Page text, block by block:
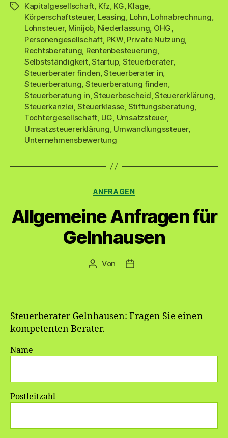
Schlagwörter
Kapitalgesellschaft Kfz KG Klage
Körperschaftsteuer, Leasing Lohn Lohnabrechnung
Lohnsteuer, Minijob Niederlassung OHG
Personengesellschaft, PKW, Private Nutzung
Rechtsberatung Rentenbesteuerung
Selbstständigkeit,Startup, Steuerberater,
Steuerberater finden ,Steuerberater in
Steuerberatung Steuerberatung finden
Steuerberatung in ,Steuerbescheid ,Steuererklärung
Steuerkanzlei ,Steuerklasse Stiftungsberatung
Tochtergesellschaft UG Umsatzsteuer,
Umsatzsteuererklärung Umwandlungssteuer,
Unternehmensbewertung
Kategorien
ANFRAGEN
Allgemeine Anfragen für
Gelnhausen
Beitragsautor
Von Veröffentlichungsdatum
Steuerberater Gelnhausen: Fragen Sie einen
kompetenten Berater.
Name
Postleitzahl